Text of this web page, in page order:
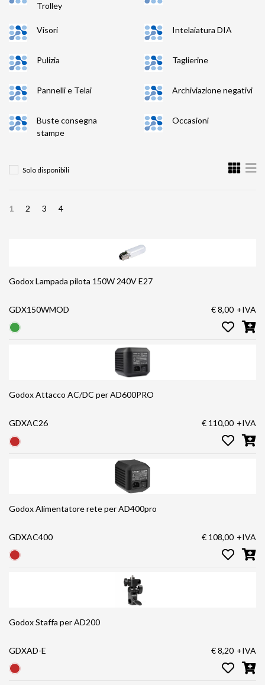
Trolley
Visori Intelaiatura DIA
Pulizia Taglierine
Pannelli e Telai Archiviazione negativi
Buste consegna
stampe
Occasioni
Solo disponibili
1 2 3 4
Godox Lampada pilota 150W 240V E27
GDX150WMOD € 8,00 +IVA
Godox Attacco AC/DC per AD600PRO
GDXAC26 € 110,00 +IVA
Godox Alimentatore rete per AD400pro
GDXAC400 € 108,00 +IVA
Godox Staffa per AD200
GDXAD-E € 8,20 +IVA